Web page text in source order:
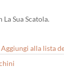
Sua Scatola.
Aggiungi alla lista